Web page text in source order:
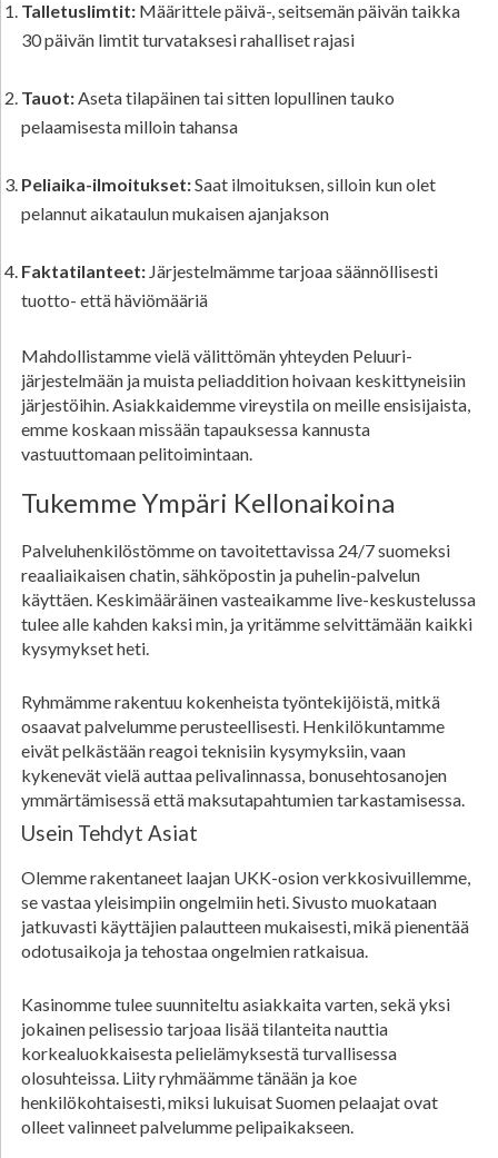
Talletuslimtit:Määrittele päivä-, seitsemän päivän taikka
30 päivän limtit turvataksesi rahalliset rajasi
Tauot:Aseta tilapäinen tai sitten lopullinen tauko
pelaamisesta milloin tahansa
Peliaika-ilmoitukset:Saat ilmoituksen, silloin kun olet
pelannut aikataulun mukaisen ajanjakson
Faktatilanteet:Järjestelmämme tarjoaa säännöllisesti
tuotto- että häviömääriä
Mahdollistamme vielä välittömän yhteyden Peluuri-
järjestelmään ja muista peliaddition hoivaan keskittyneisiin
järjestöihin. Asiakkaidemme vireystila on meille ensisijaista,
emme koskaan missään tapauksessa kannusta
vastuuttomaan pelitoimintaan.
Tukemme Ympäri Kellonaikoina
Palveluhenkilöstömme on tavoitettavissa 24/7 suomeksi
reaaliaikaisen chatin, sähköpostin ja puhelin-palvelun
käyttäen. Keskimääräinen vasteaikamme live-keskustelussa
tulee alle kahden kaksi min, ja yritämme selvittämään kaikki
kysymykset heti.
Ryhmämme rakentuu kokenheista työntekijöistä, mitkä
osaavat palvelumme perusteellisesti. Henkilökuntamme
eivät pelkästään reagoi teknisiin kysymyksiin, vaan
kykenevät vielä auttaa pelivalinnassa, bonusehtosanojen
ymmärtämisessä että maksutapahtumien tarkastamisessa.
Usein Tehdyt Asiat
Olemme rakentaneet laajan UKK-osion verkkosivuillemme,
se vastaa yleisimpiin ongelmiin heti. Sivusto muokataan
jatkuvasti käyttäjien palautteen mukaisesti, mikä pienentää
odotusaikoja ja tehostaa ongelmien ratkaisua.
Kasinomme tulee suunniteltu asiakkaita varten, sekä yksi
jokainen pelisessio tarjoaa lisää tilanteita nauttia
korkealuokkaisesta pelielämyksestä turvallisessa
olosuhteissa. Liity ryhmäämme tänään ja koe
henkilökohtaisesti, miksi lukuisat Suomen pelaajat ovat
olleet valinneet palvelumme pelipaikakseen.